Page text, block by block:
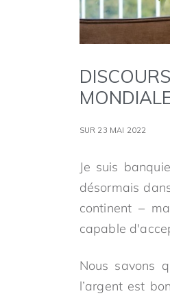
SUR 23 MAI 2022
Je suis
désormais
continent –
capable
Nous savons
l’argent est